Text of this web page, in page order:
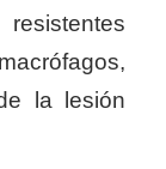
la lesión